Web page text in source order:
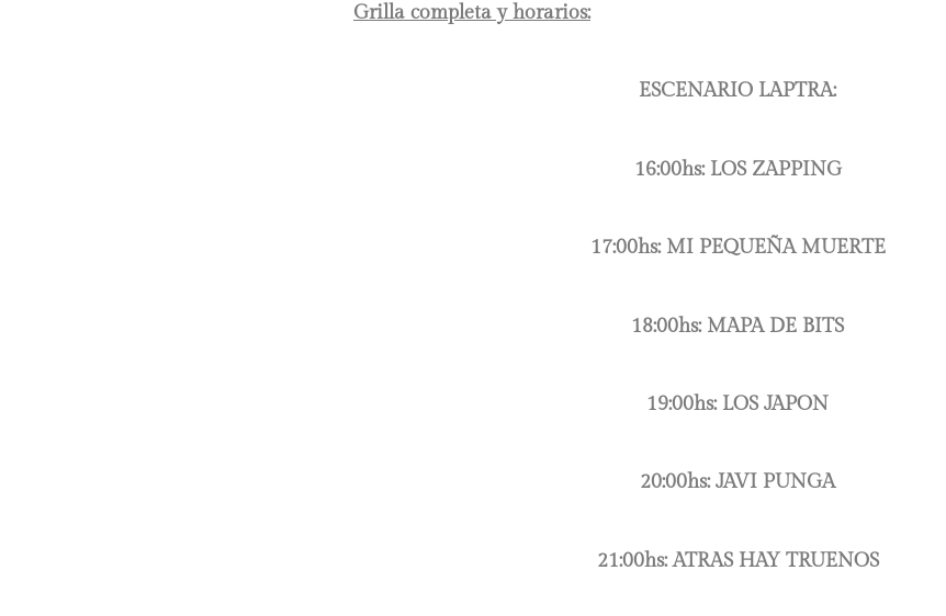
Grilla completa y horarios:
ESCENARIO LAPTRA:
16:00hs: LOS ZAPPING
17:00hs: MI PEQUEÑA MUERTE
18:00hs: MAPA DE BITS
19:00hs: LOS JAPON
20:00hs: JAVI PUNGA
21:00hs: ATRAS HAY TRUENOS